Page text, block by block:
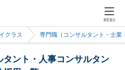
MENU
クラス 専門職（コンサルタント・士業
ント・人事コンサルタン